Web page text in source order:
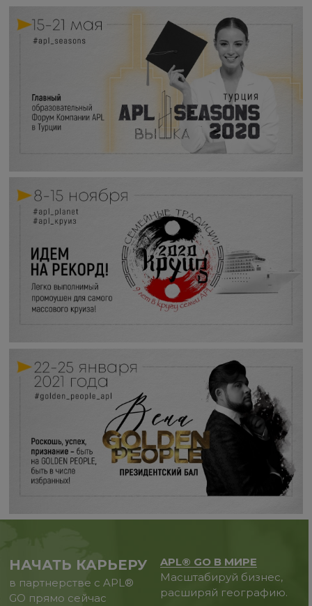
НАЧАТЬ КАРЬЕРУ
в партнерстве с APL®
GO прямо сейчас
APL® GO В МИРЕ
Масштабируй бизнес,
расширяй географию.